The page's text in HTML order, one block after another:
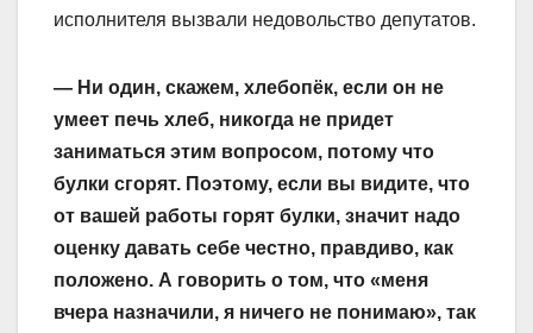
исполнителя вызвали недовольство депутатов.
— Ни один, скажем, хлебопёк, если он не
умеет печь хлеб, никогда не придет
заниматься этим вопросом, потому что
булки сгорят. Поэтому, если вы видите, что
от вашей работы горят булки, значит надо
оценку давать себе честно, правдиво, как
положено. А говорить о том, что «меня
вчера назначили, я ничего не понимаю», так